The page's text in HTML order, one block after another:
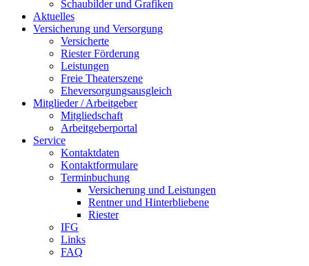
Schaubilder und Grafiken
Aktuelles
Versicherung und Versorgung
Versicherte
Riester Förderung
Leistungen
Freie Theaterszene
Eheversorgungsausgleich
Mitglieder / Arbeitgeber
Mitgliedschaft
Arbeitgeberportal
Service
Kontaktdaten
Kontaktformulare
Terminbuchung
Versicherung und Leistungen
Rentner und Hinterbliebene
Riester
IFG
Links
FAQ